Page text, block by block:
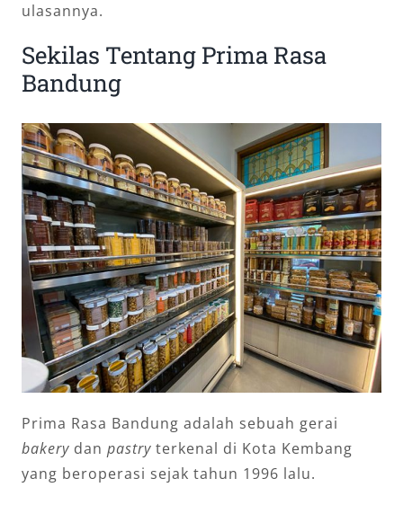
ulasannya.
Sekilas Tentang Prima Rasa
Bandung
Prima Rasa Bandung adalah sebuah gerai
bakerydan pastryterkenal di Kota Kembang
yang beroperasi sejak tahun 1996 lalu.